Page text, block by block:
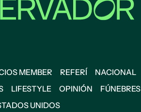
MEMBER REFERÍ NACIONAL
LIFESTYLE OPINIÓN FÚNEBRES
UNIDOS